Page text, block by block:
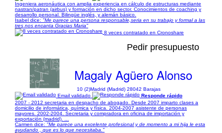
Ingeniera aeronáutica con amplia experiencia en cálculo de estructuras mediante
nastran/patran (airbus) y formación en dicho sector. Conocimientos de coaching y
desarrollo personal. Bilingüe inglés, y alemán básico.
Isabel dice: "Me parece una persona responsable,seria en su trabajo y formal a las
tres nos encanta Gracias Maria"
8 veces contratado en Cronoshare
Pedir presupuesto
Magaly Agüero Alonso
10 (2)Madrid (Madrid) 28042 Barajas
Email validado
Responde rápido
2007 - 2012 secretaria en despacho de abogado. Desde 2007 imparto clases a
domicilio de informática, química y física. 2004-2007 asistente de personas
mayores. 2002-2004. Secretaria y compradora en oficina de importación y
exportación (madrid). ...
Carmen dice: "Me parece una excelente profesional y de momento a mi hija le esta
ayudando , que es lo que necesitaba."